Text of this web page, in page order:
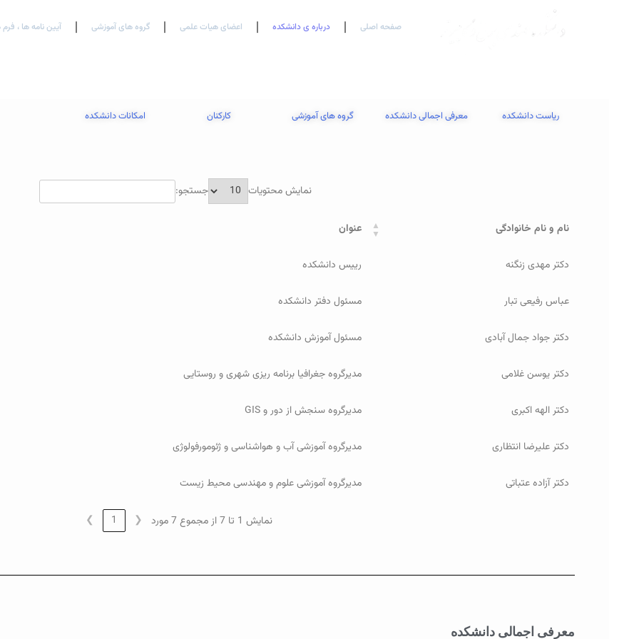
صفحه اصلی درباره ی دانشکده اعضای هیات علمی گروه های آموزشی آیین نامه ها ، فرم
ریاست دانشکده معرفی اجمالی دانشکده گروه های آموزشی کارکنان امکانات دانشکده
نمایش محتویات جستجو:
نام و نام خانوادگی عنوان
دکتر مهدی زنگنه رییس دانشکده
عباس رفیعی تبار مسئول دفتر دانشکده
دکتر جواد جمال آبادی مسئول آموزش دانشکده
دکتر یوسن غلامی مدیرگروه جغرافیا برنامه ریزی شهری و روستایی
دکتر الهه اکبری مدیرگروه سنجش از دور و GIS
دکتر علیرضا انتظاری مدیرگروه آموزشی آب و هواشناسی و ژئومورفولوژی
دکتر آزاده عتباتی مدیرگروه آموزشی علوم و مهندسی محیط زیست
نمایش 1 تا 7 از مجموع 7 مورد ❮
1
❯
معرفی اجمالی دانشکده